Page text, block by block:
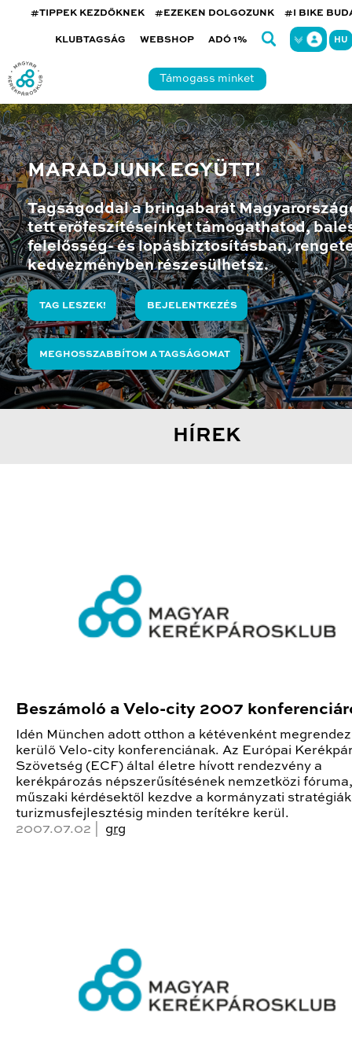
#TIPPEK KEZDŐKNEK #EZEKEN DOLGOZUNK #I BIKE
KLUBTAGSÁG WEBSHOP ADÓ 1% HU
Támogass minket
MARADJUNK EGYÜTT!
Tagságoddal a bringabarát
tett erőfeszítéseinket támogathatod,
felelősség- és lopásbiztosításban,
kedvezményben részesülhetsz.
TAG LESZEK! BEJELENTKEZÉS
MEGHOSSZABBÍTOM A TAGSÁGOMAT
HÍREK
Beszámoló a Velo-city 2007
Idén München adott otthon a kétévenként
kerülő Velo-city konferenciának. Az Európai
Szövetség (ECF) által életre hívott rendezvény a
kerékpározás népszerűsítésének nemzetközi
műszaki kérdésektől kezdve a kormányzati
turizmusfejlesztésig minden terítékre kerül.
2007.07.02 | grg